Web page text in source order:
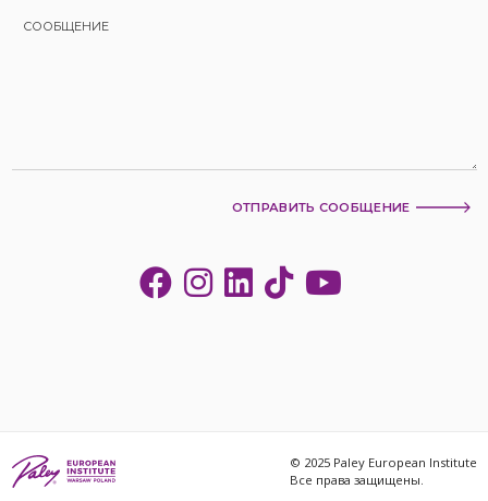
ОТПРАВИТЬ СООБЩЕНИЕ
© 2025 Paley European Institute
Все права защищены.